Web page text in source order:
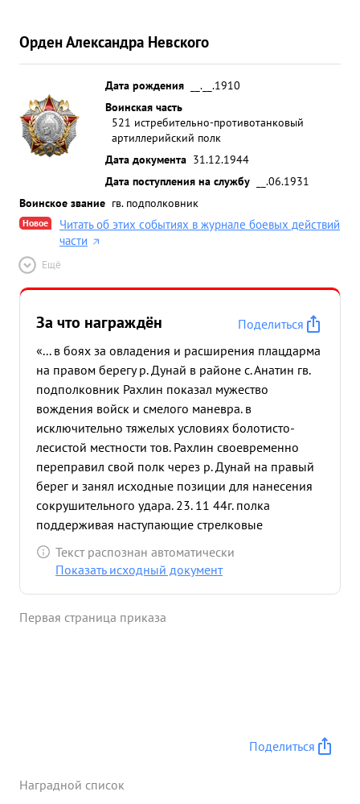
Орден Александра Невского
Дата рождения
__.__.1910
Воинская часть
521 истребительно-противотанковый
артиллерийский полк
Дата документа 31.12.1944
Дата поступления на службу
__.06.1931
Воинское звание гв. подполковник
Новое
Читать об этих событиях в журнале боевых действий
части
Ещё
За что награждён
Поделиться
«... в боях за овладения и расширения плацдарма
на правом берегу р. Дунай в районе с. Анатин гв.
подполковник Рахлин показал мужество
вождения войск и смелого маневра. в
исключительно тяжелых условиях болотисто-
лесистой местности тов. Рахлин своевременно
переправил свой полк через р. Дунай на правый
берег и занял исходные позиции для нанесения
сокрушительного удара. 23. 11 44г. полка
поддерживая наступающие стрелковые
подразделения метким огнем подавил -5 огневых
точек, в батарей противника на решающим
выходу стрелковых подразделений на шоссейную
расширению плацдарма полк под умелым
минометных батареи, 7 пулеметов разрушил 12
Текст распознан автоматически
Показать исходный документ
Первая страница приказа
Поделиться
Наградной список